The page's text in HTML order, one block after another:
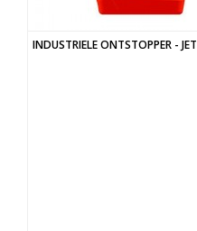
INDUSTRIELE ONTSTOPPER - JET